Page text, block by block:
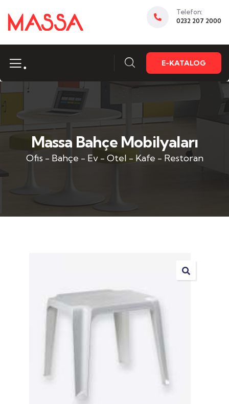
Telefon:
0232 207 2000
. E-KATALOG
Massa Bahçe Mobilyaları
Ofis - Bahçe - Ev - Otel - Kafe - Restoran